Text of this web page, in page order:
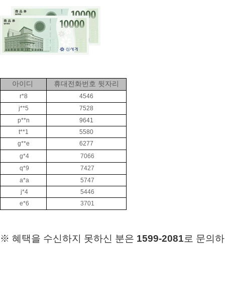
아이디 휴대전화번호 뒷자리
r*8
4546
j**5
7528
p**n
9641
t**1
5580
g**e
6277
g*4
7066
q*9
7427
a*a
5747
j*4
5446
e*6 3701
※ 혜택을 수신하지 못하신 분은 1599-2081로 문의